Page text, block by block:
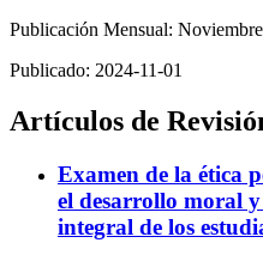
Publicación Mensual:
Publicado: 2024-11-01
Artículos de
Examen de la ética
el desarrollo moral
integral de los